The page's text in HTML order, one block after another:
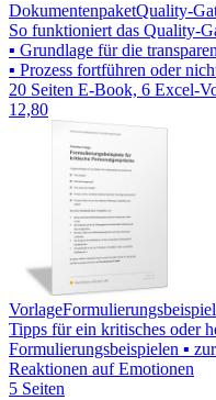
DokumentenpaketQuality-
So funktioniert das Quality-
▪ Grundlage für die
▪ Prozess fortführen oder
20 Seiten E-Book, 6 Excel-
12,80
Vorlage
Tipps für ein kritisches oder
Formulierungsbeispielen ▪
Reaktionen auf Emotionen
5 Seiten